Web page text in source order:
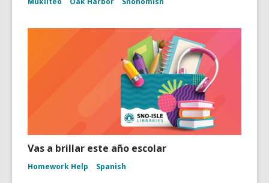
Vas a brillar este año escolar
Homework Help Spanish